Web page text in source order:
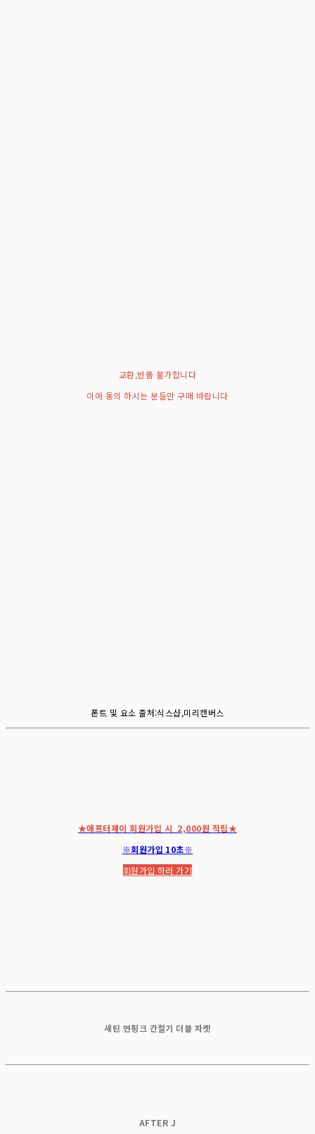
교환,반품 불가합니다
이에 동의 하시는 분들만 구매 바랍니다
폰트 및 요소 출처:식스샵,미리캔버스
★애프터제이 회원가입 시 2,000원 적립★
※회원가입 10초※
회원가입 하러 가기
새틴 연핑크 간절기 더블 자켓
AFTER J